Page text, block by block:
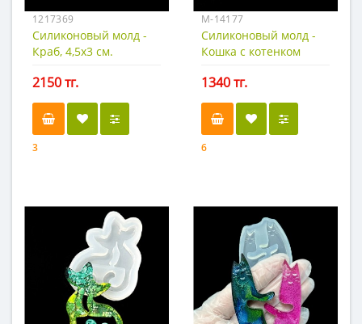
1217369
Силиконовый молд -
Краб, 4,5х3 см.
2150 тг.
3
М-14177
Силиконовый молд -
Кошка с котенком
1340 тг.
6